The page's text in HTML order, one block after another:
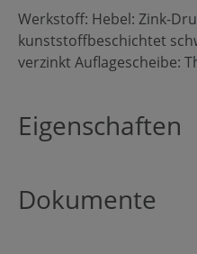
Werkstoff: Hebel: Zink-
kunststoffbeschichtet
verzinkt Auflagescheibe:
Eigenschaften
Dokumente